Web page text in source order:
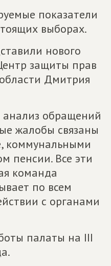
показатели
выборах.
нового
защиты прав
Дмитрия
обращений
жалобы связаны
коммунальными
пенсии. Все эти
команда
по всем
с органами
палаты на III